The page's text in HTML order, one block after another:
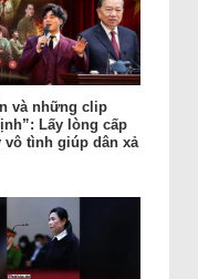
và những clip
Lấy lòng cấp
vô tình giúp dân xả